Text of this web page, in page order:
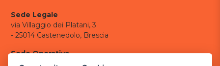
Sede Legale
via Villaggio dei Platani, 3
- 25014 Castenedolo, Brescia
Sede Operativa
via Industriale, 2 - 25082 Botticino, BS